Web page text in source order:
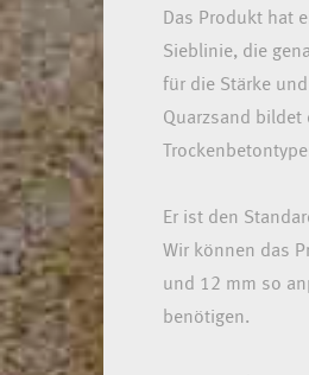
Das Produkt hat
Sieblinie, die
für die Stärke
Quarzsand bildet
Er ist den
Wir können das
und 12 mm so
benötigen.